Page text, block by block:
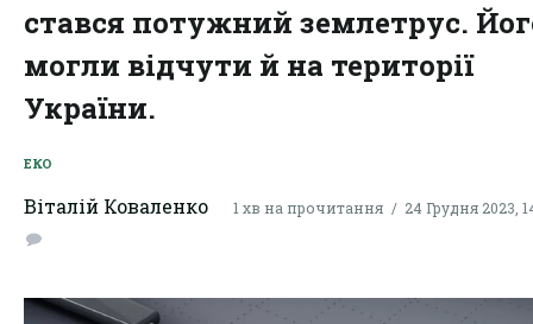
стався потужний землетрус.
могли відчути й на території
України.
ЕКО
Віталій Коваленко 1 хв на прочитання 24 Грудня 2023,